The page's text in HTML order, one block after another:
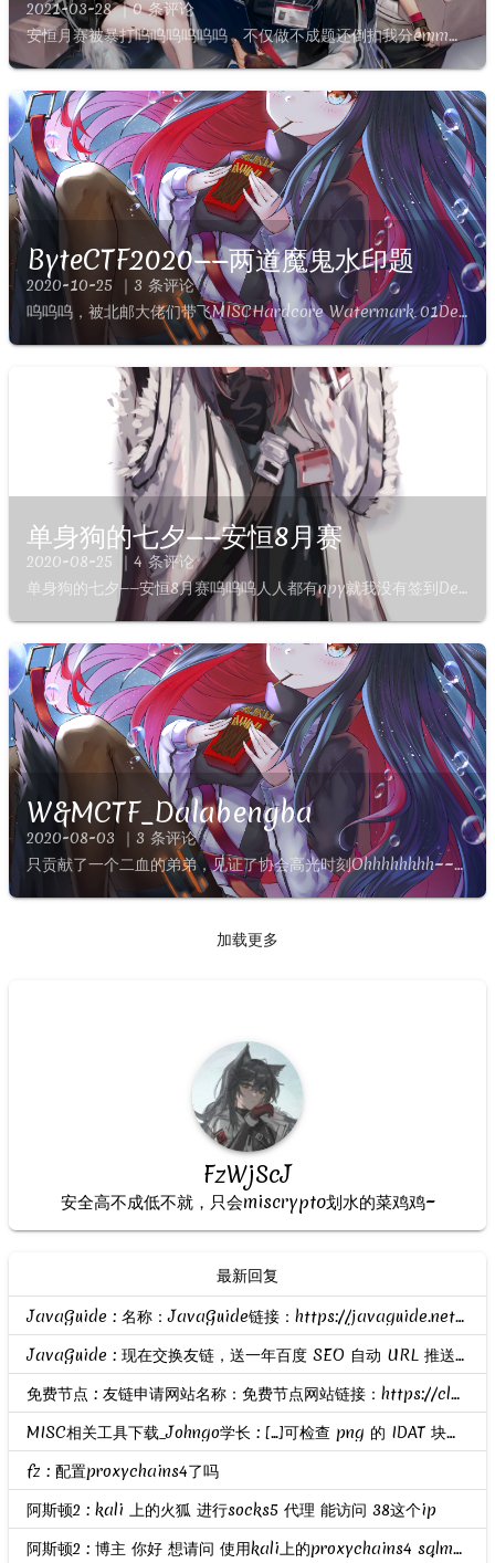
2021-03-28 ｜0 条评论
安恒月赛被暴打呜呜呜呜呜呜，不仅做不成题还倒扣我分emmm放错了V神tql这次边hvv边打CTF，效率有些低，没有akmisc后看其他项呜呜呜MISC签到Description异世相遇！尽享美味...
ByteCTF2020——两道魔鬼水印题
2020-10-25 ｜3 条评论
呜呜呜，被北邮大佬们带飞MISCHardcore Watermark 01Description厌烦了用工具解图片题？那么来点硬核的～链接: https://pan.baidu.com/s/1l...
单身狗的七夕——安恒8月赛
2020-08-25 ｜4 条评论
单身狗的七夕——安恒8月赛呜呜呜人人都有npy就我没有签到Description9张撕碎的二维码Analyze是原题，谷歌搜图得flagflagflag{7bf116c8ec2545708781...
W&MCTF_Dalabengba
2020-08-03 ｜3 条评论
只贡献了一个二血的弟弟，见证了协会高光时刻Ohhhhhhhh~~~!!!W&MCTF_DalabengbaDalabengbaDescriptionPlay game and get flag！...
加载更多
FzWjScJ
安全高不成低不就，只会miscrypto划水的菜鸡鸡~
最新回复
JavaGuide : 名称：JavaGuide链接：https://javaguide.net头像：https://javaguide.net/icon-192.png描述：「Java学习 + 面试指南」OG：htt...
JavaGuide : 现在交换友链，送一年百度 SEO 自动 URL 推送； 智能自动推送介绍地址：https://nogeek.cn/product/baidu-seo-auto-push-daily.html
免费节点 : 友链申请网站名称：免费节点网站链接：https://clashgithub.com网站头像：https://clashgithub.com/wp-content/uploads/avatar.p...
MISC相关工具下载_Johngo学长 : [...]可检查 png 的 IDAT 块是否有问题相关题目可参考：https://blog.csdn.net/u010391191/article/details/80818785有关解题脚本...
fz : 配置proxychains4了吗
阿斯顿2 : kali 上的火狐 进行socks5 代理 能访问 38这个ip
阿斯顿2 : 博主 你好 想请问 使用kali上的proxychains4 sqlmap 进行扫描 提示我无法连接172.22.6.38？ 但是做了路由和代理的